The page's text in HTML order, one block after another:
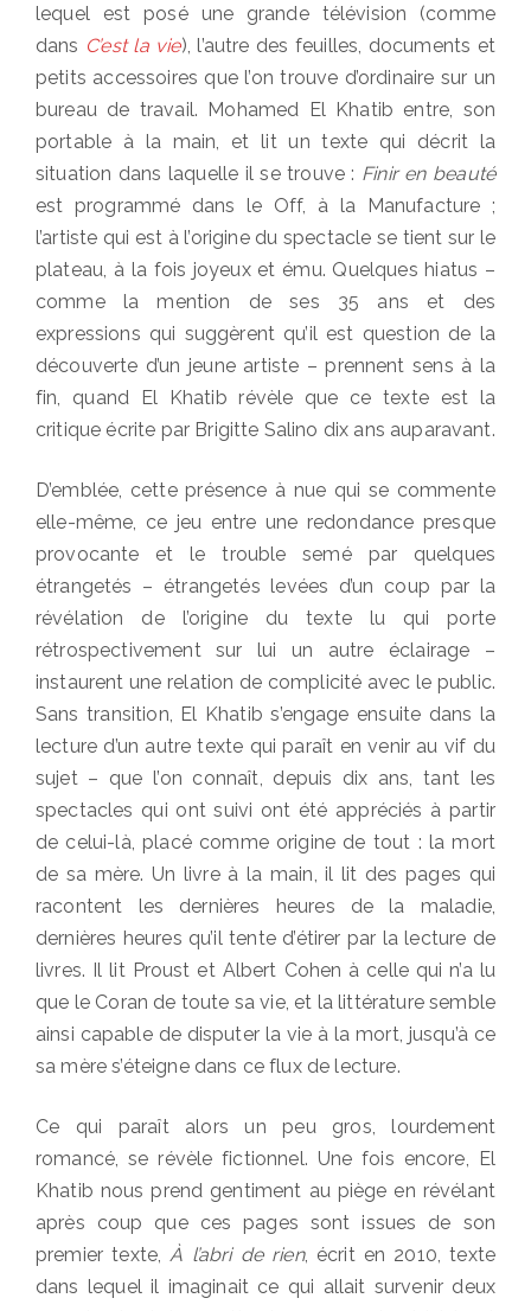
lequel est posé une grande télévision (comme
dans C’est la vie), l’autre des feuilles, documents et
petits accessoires que l’on trouve d’ordinaire sur un
bureau de travail. Mohamed El Khatib entre, son
portable à la main, et lit un texte qui décrit la
situation dans laquelle il se trouve : Finir en beauté
est programmé dans le Off, à la Manufacture ;
l’artiste qui est à l’origine du spectacle se tient sur le
plateau, à la fois joyeux et ému. Quelques hiatus –
comme la mention de ses 35 ans et des
expressions qui suggèrent qu’il est question de la
découverte d’un jeune artiste – prennent sens à la
fin, quand El Khatib révèle que ce texte est la
critique écrite par Brigitte Salino dix ans auparavant.
D’emblée, cette présence à nue qui se commente
elle-même, ce jeu entre une redondance presque
provocante et le trouble semé par quelques
étrangetés – étrangetés levées d’un coup par la
révélation de l’origine du texte lu qui porte
rétrospectivement sur lui un autre éclairage –
instaurent une relation de complicité avec le public.
Sans transition, El Khatib s’engage ensuite dans la
lecture d’un autre texte qui paraît en venir au vif du
sujet – que l’on connaît, depuis dix ans, tant les
spectacles qui ont suivi ont été appréciés à partir
de celui-là, placé comme origine de tout : la mort
de sa mère. Un livre à la main, il lit des pages qui
racontent les dernières heures de la maladie,
dernières heures qu’il tente d’étirer par la lecture de
livres. Il lit Proust et Albert Cohen à celle qui n’a lu
que le Coran de toute sa vie, et la littérature semble
ainsi capable de disputer la vie à la mort, jusqu’à ce
sa mère s’éteigne dans ce flux de lecture.
Ce qui paraît alors un peu gros, lourdement
romancé, se révèle fictionnel. Une fois encore, El
Khatib nous prend gentiment au piège en révélant
après coup que ces pages sont issues de son
premier texte,À l’abri de rien, écrit en 2010, texte
dans lequel il imaginait ce qui allait survenir deux